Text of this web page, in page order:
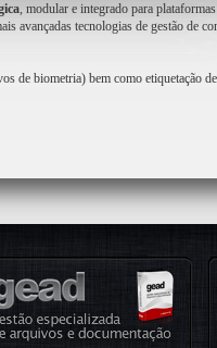
, modular e integrado para
avançadas tecnologias de gestão de
de biometria) bem como etiquetação